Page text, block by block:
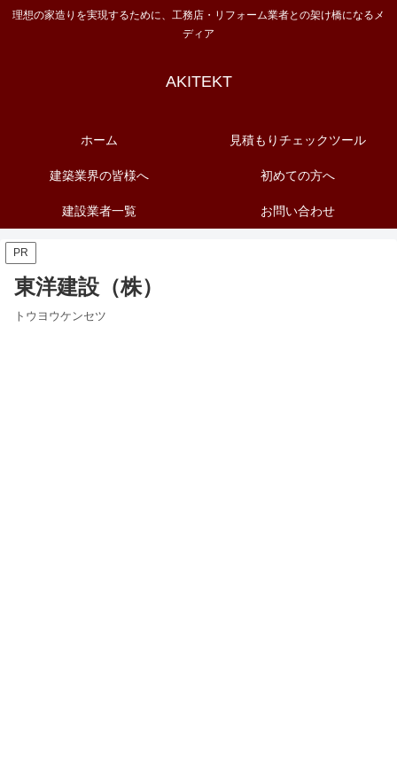
理想の家造りを実現するために、工務店・リフォーム業者との架け橋になるメ
ディア
AKITEKT
ホーム 見積もりチェックツール
建築業界の皆様へ 初めての方へ
建設業者一覧 お問い合わせ
PR
東洋建設（株）
トウヨウケンセツ